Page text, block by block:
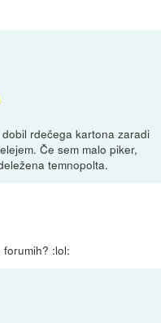
rdečega kartona zaradi
Če sem malo piker,
temnopolta.
:lol: